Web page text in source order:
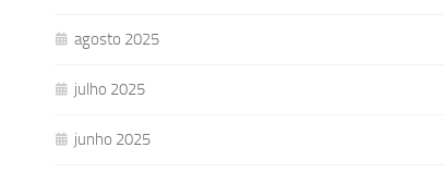
agosto 2025
julho 2025
junho 2025